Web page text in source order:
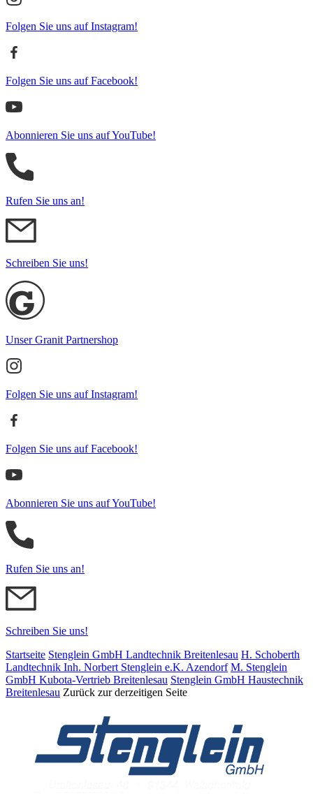
Folgen Sie uns auf Instagram!
Folgen Sie uns auf Facebook!
Abonnieren Sie uns auf YouTube!
Rufen Sie uns an!
Schreiben Sie uns!
Unser Granit Partnershop
Folgen Sie uns auf Instagram!
Folgen Sie uns auf Facebook!
Abonnieren Sie uns auf YouTube!
Rufen Sie uns an!
Schreiben Sie uns!
Startseite Stenglein GmbH Landtechnik Breitenlesau H. Schoberth
Land­tech­nik Inh. Norbert Stenglein e.K. Azendorf M. Stenglein
GmbH Kubota-Vertrieb Breitenlesau Stenglein GmbH Haustechnik
Breitenlesau Zurück zur derzeitigen Seite